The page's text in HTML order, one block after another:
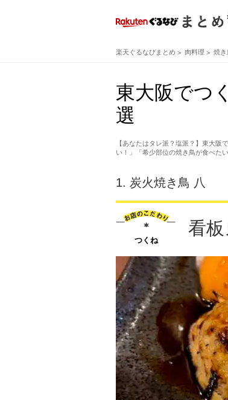
楽天ぐるなびまとめ 肉料理 焼き
東大阪でつ
選
【あなたはタレ派？塩派？】東大
い！」「希少部位の焼き鳥が食べた
1. 炭火焼き鳥 八
つくね
看